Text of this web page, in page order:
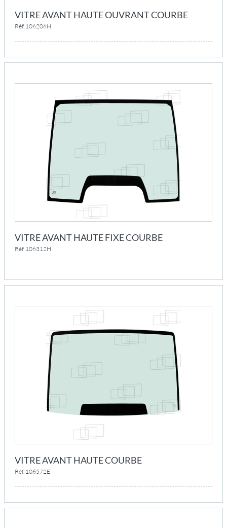
VITRE AVANT HAUTE OUVRANT COURBE
Réf. 106206H
VITRE AVANT HAUTE FIXE COURBE
Réf. 106312H
VITRE AVANT HAUTE COURBE
Réf. 106572E